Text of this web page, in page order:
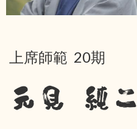
上席師範 20期
元見 純二